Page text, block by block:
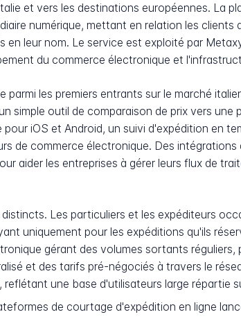
et vers les destinations européennes. La
numérique, mettant en relation les clients
leur nom. Le service est exploité par
du commerce électronique et
les premiers entrants sur le marché
simple outil de comparaison de prix vers
iOS et Android, un suivi d'expédition en
de commerce électronique. Des
aider les entreprises à gérer leurs flux de
Les particuliers et les expéditeurs
uniquement pour les expéditions qu'ils
gérant des volumes sortants
et des tarifs pré-négociés à travers le
une base d'utilisateurs large répartie
de courtage d'expédition en ligne